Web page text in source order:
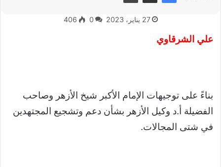
27 يناير، 2023 0
406
علي الشرقاوي
بناءً على توجيهات الإمام الأكبر شيخ الأزهر وصاحب
الفضيلة أ.د وكيل الأزهر بشأن دعم وتشجيع المجتهدين
في شتى المجالات.